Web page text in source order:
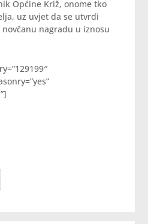
Općine Križ, onome tko
uz uvjet da se utvrdi
nagradu u iznosu